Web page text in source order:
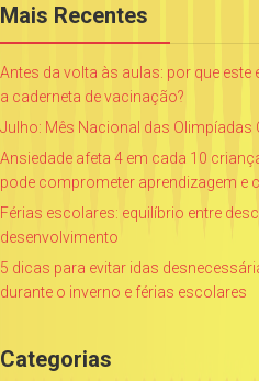
Mais Recentes
Antes da volta às aulas: por que
a caderneta de vacinação?
Julho: Mês Nacional das Olimpíadas
Ansiedade afeta 4 em cada 10
pode comprometer aprendizagem e
Férias escolares: equilíbrio entre
desenvolvimento
5 dicas para evitar idas
durante o inverno e férias escolares
Categorias